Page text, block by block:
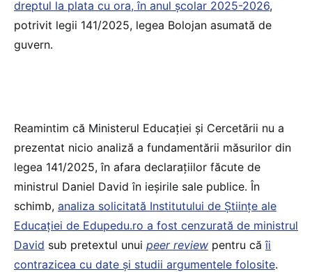
dreptul la plata cu ora, în anul școlar 2025-2026,
potrivit legii 141/2025, legea Bolojan asumată de
guvern.
Reamintim că Ministerul Educației și Cercetării nu a
prezentat nicio analiză a fundamentării măsurilor din
legea 141/2025, în afara declarațiilor făcute de
ministrul Daniel David în ieșirile sale publice. În
schimb, analiza solicitată Institutului de Științe ale
Educației de Edupedu.ro a fost cenzurată de ministrul
David sub pretextul unui peer review pentru căîi
contrazicea cu date și studii argumentele folosite.